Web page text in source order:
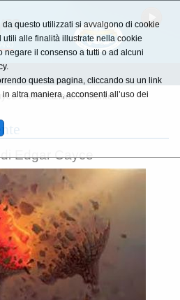
» Meditazione & Mente
Edgar Cayce
questo utilizzati si avvalgono di cookie
alle finalità illustrate nella cookie
negare il consenso a tutti o ad alcuni
questa pagina, cliccando su un link
altra maniera, acconsenti all’uso dei